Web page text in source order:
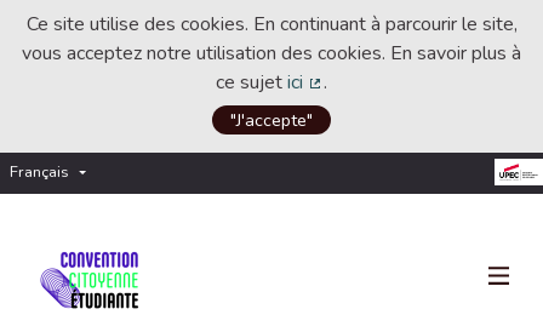
Ce site utilise des cookies. En continuant à parcourir le site,
vous acceptez notre utilisation des cookies. En savoir plus à
ce sujetici
(Lien externe)
.
"J'accepte"
Français Choisir la langue